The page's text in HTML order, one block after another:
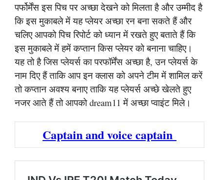
पर्फोर्मेंस इस पिच पर अच्छा देखने को मिलता है और उम्मीद है
कि इस मुकाबले में यह प्लेयर अच्छा रन बना सकते हैं और
चलिए आपको पिच रिपोर्ट को ध्यान में रखते हुए बताते हैं कि
इस मुकाबले में हमें कप्तान किस प्लेयर को बनाना चाहिए।
यह तो है जिस प्लेयर्स का परफॉर्मेंस अच्छा है, उन प्लेयर्स के
नाम दिए हैं ताकि आप इन क्लास को अपने टीम में शामिल करें
तो कप्तान अवश्य बनाए ताकि यह प्लेयर्स अच्छे खेलते हुए
नजर आते हैं तो आपको dream11 में अच्छा प्वाइंट मिले।
Captain and voice captain